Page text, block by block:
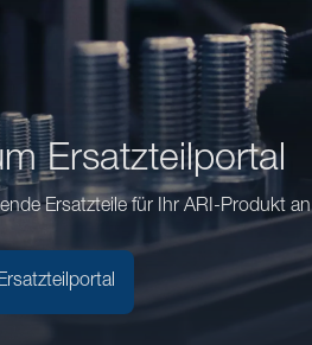
Ersatzteilportal
Ersatzteile für Ihr ARI-Produkt an